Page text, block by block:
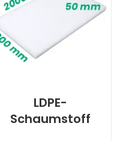
LDPE-
Schaumstoff